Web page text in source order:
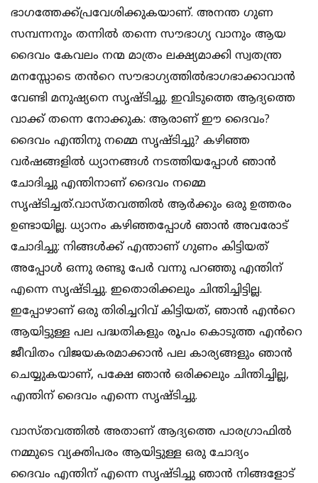
ഭാഗത്തേക്ക്പ്രവേശിക്കുകയാണ്. അനന്ത ഗുണ
സമ്പന്നനും തന്നിൽ തന്നെ സൗഭാഗ്യ വാനും ആയ
ദൈവം കേവലം നന്മ മാത്രം ലക്ഷ്യമാക്കി സ്വതന്ത്ര
മനസ്സോടെ തൻറെ സൗഭാഗ്യത്തിൽഭാഗഭാക്കാവാൻ
വേണ്ടി മനുഷ്യനെ സൃഷ്ടിച്ചു. ഇവിടുത്തെ ആദ്യത്തെ
വാക്ക് തന്നെ നോക്കുക: ആരാണ് ഈ ദൈവം?
ദൈവം എന്തിനു നമ്മെ സൃഷ്ടിച്ചു? കഴിഞ്ഞ
വർഷങ്ങളിൽ ധ്യാനങ്ങൾ നടത്തിയപ്പോൾ ഞാൻ
ചോദിച്ചു എന്തിനാണ് ദൈവം നമ്മെ
സൃഷ്ടിച്ചത്.വാസ്തവത്തിൽ ആർക്കും ഒരു ഉത്തരം
ഉണ്ടായില്ല. ധ്യാനം കഴിഞ്ഞപ്പോൾ ഞാൻ അവരോട്
ചോദിച്ചു: നിങ്ങൾക്ക് എന്താണ് ഗുണം കിട്ടിയത്
അപ്പോൾ ഒന്നു രണ്ടു പേർ വന്നു പറഞ്ഞു എന്തിന്
എന്നെ സൃഷ്ടിച്ചു. ഇതൊരിക്കലും ചിന്തിച്ചിട്ടില്ല.
ഇപ്പോഴാണ് ഒരു തിരിച്ചറിവ് കിട്ടിയത്, ഞാൻ എൻറെ
ആയിട്ടുള്ള പല പദ്ധതികളും രൂപം കൊടുത്ത എൻറെ
ജീവിതം വിജയകരമാക്കാൻ പല കാര്യങ്ങളും ഞാൻ
ചെയ്യുകയാണ്, പക്ഷേ ഞാൻ ഒരിക്കലും ചിന്തിച്ചില്ല,
എന്തിന് ദൈവം എന്നെ സൃഷ്ടിച്ചു.
വാസ്തവത്തിൽ അതാണ് ആദ്യത്തെ പാരഗ്രാഫിൽ
നമ്മുടെ വ്യക്തിപരം ആയിട്ടുള്ള ഒരു ചോദ്യം
ദൈവം എന്തിന് എന്നെ സൃഷ്ടിച്ചു ഞാൻ നിങ്ങളോട്